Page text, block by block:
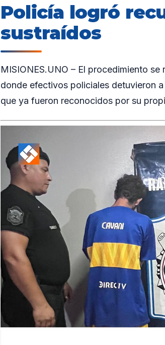
Policía logró
sustraídos
MISIONES.UNO – El procedimiento
donde efectivos policiales detuvieron
que ya fueron reconocidos por su